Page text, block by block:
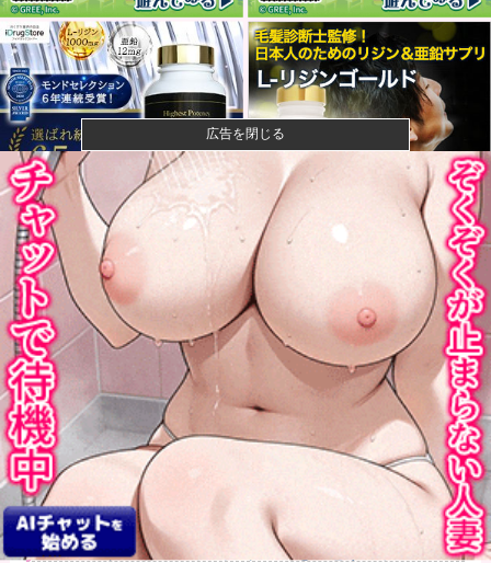
【閲覧注意】元臆女キャバ嬢の首吊り自●配信、拡散さ
れまくって...
【悲報】風俗嬢やってる女の末路ｗｗｗｗｗｗｗｗｗ
ｗｗ
【悲報】映画館の客、ほぼバイオテロレベルのやらか
しで観客が避...
【悲報】ライザさん、お●ぱいを触られてしまうｗｗｗ
ｗｗｗｗｗ
【甲子園】青森山田が暑さ対策でユニ一新 ボタン廃
止でTシャツ...
カープ秋山翔吾プロ初4番抜擢！2塁打＆マルチで躍
動！ベテラン...
【悲報】フェミニスト「野球場の売り子は男がやれ！
いつまで女性...
【高校野球】青森山田のユニフォームが話題沸騰！称
賛続々 「涼...
父がﾀﾋんだ翌日、彼女から「今日はつきあって半年の
記念日だね...
バイク乗りワイ、バイク降りる事を決意する他
広告を閉じる